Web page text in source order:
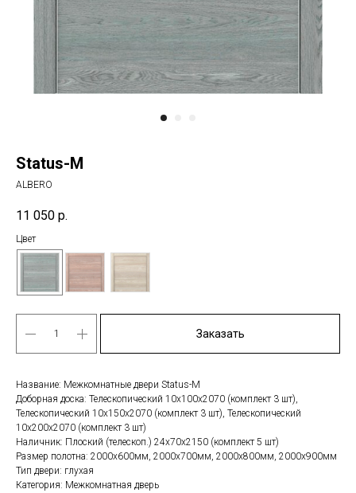
Status-M
ALBERO
11 050 р.
Цвет
Заказать
Название: Межкомнатные двери Status-M
Доборная доска: Телескопический 10х100х2070 (комплект 3 шт),
Телескопический 10х150х2070 (комплект 3 шт), Телескопический
10х200х2070 (комплект 3 шт)
Наличник: Плоский (телескоп.) 24х70х2150 (комплект 5 шт)
Размер полотна: 2000х600мм, 2000х700мм, 2000х800мм, 2000х900мм
Тип двери: глухая
Категория: Межкомнатная дверь